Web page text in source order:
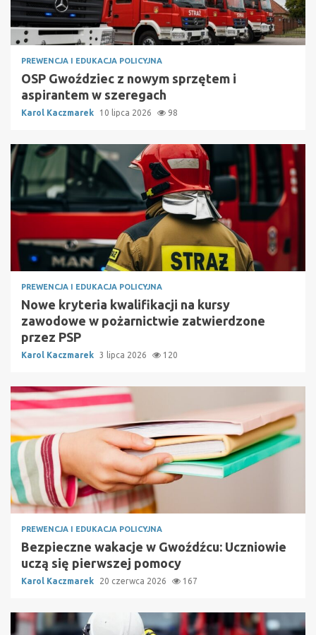
PREWENCJA I EDUKACJA POLICYJNA
OSP Gwoździec z nowym sprzętem i
aspirantem w szeregach
Karol Kaczmarek 10 lipca 2026 98
PREWENCJA I EDUKACJA POLICYJNA
Nowe kryteria kwalifikacji na kursy
zawodowe w pożarnictwie zatwierdzone
przez PSP
Karol Kaczmarek 3 lipca 2026 120
PREWENCJA I EDUKACJA POLICYJNA
Bezpieczne wakacje w Gwoźdźcu: Uczniowie
uczą się pierwszej pomocy
Karol Kaczmarek 20 czerwca 2026 167